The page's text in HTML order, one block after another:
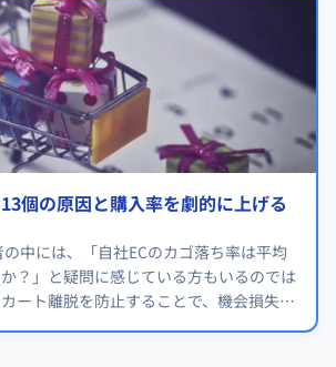
個の原因と購入率を劇的に上げる
中には、「自社ECのカゴ落ち率は平均
？」と疑問に感じている方もいるのでは
ート離脱を防止することで、機会損失が